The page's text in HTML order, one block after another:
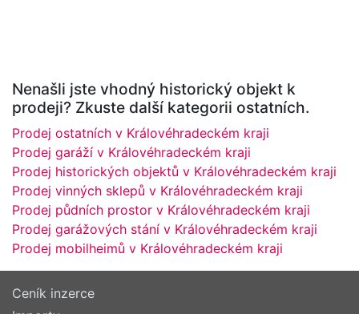
Nenašli jste vhodný historický objekt k
prodeji? Zkuste další kategorii ostatních.
Prodej ostatních v Královéhradeckém kraji
Prodej garáží v Královéhradeckém kraji
Prodej historických objektů v Královéhradeckém kraji
Prodej vinných sklepů v Královéhradeckém kraji
Prodej půdních prostor v Královéhradeckém kraji
Prodej garážových stání v Královéhradeckém kraji
Prodej mobilheimů v Královéhradeckém kraji
Ceník inzerce